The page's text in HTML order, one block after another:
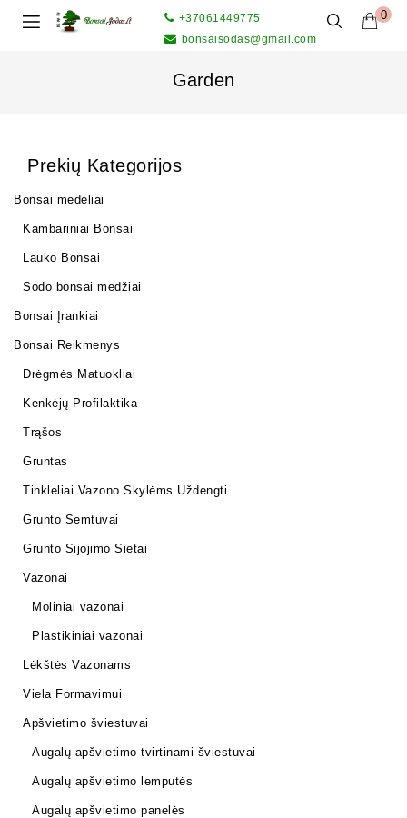
0
+37061449775
bonsaisodas@gmail.com
Garden
Prekių Kategorijos
Bonsai medeliai
Kambariniai Bonsai
Lauko Bonsai
Sodo bonsai medžiai
Bonsai Įrankiai
Bonsai Reikmenys
Drėgmės Matuokliai
Kenkėjų Profilaktika
Trąšos
Gruntas
Tinkleliai Vazono Skylėms Uždengti
Grunto Semtuvai
Grunto Sijojimo Sietai
Vazonai
Moliniai vazonai
Plastikiniai vazonai
Lėkštės Vazonams
Viela Formavimui
Apšvietimo šviestuvai
Augalų apšvietimo tvirtinami šviestuvai
Augalų apšvietimo lemputės
Augalų apšvietimo panelės